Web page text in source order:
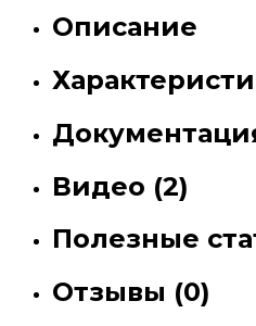
Описание
Видео (2)
Полезные
Отзывы (0)